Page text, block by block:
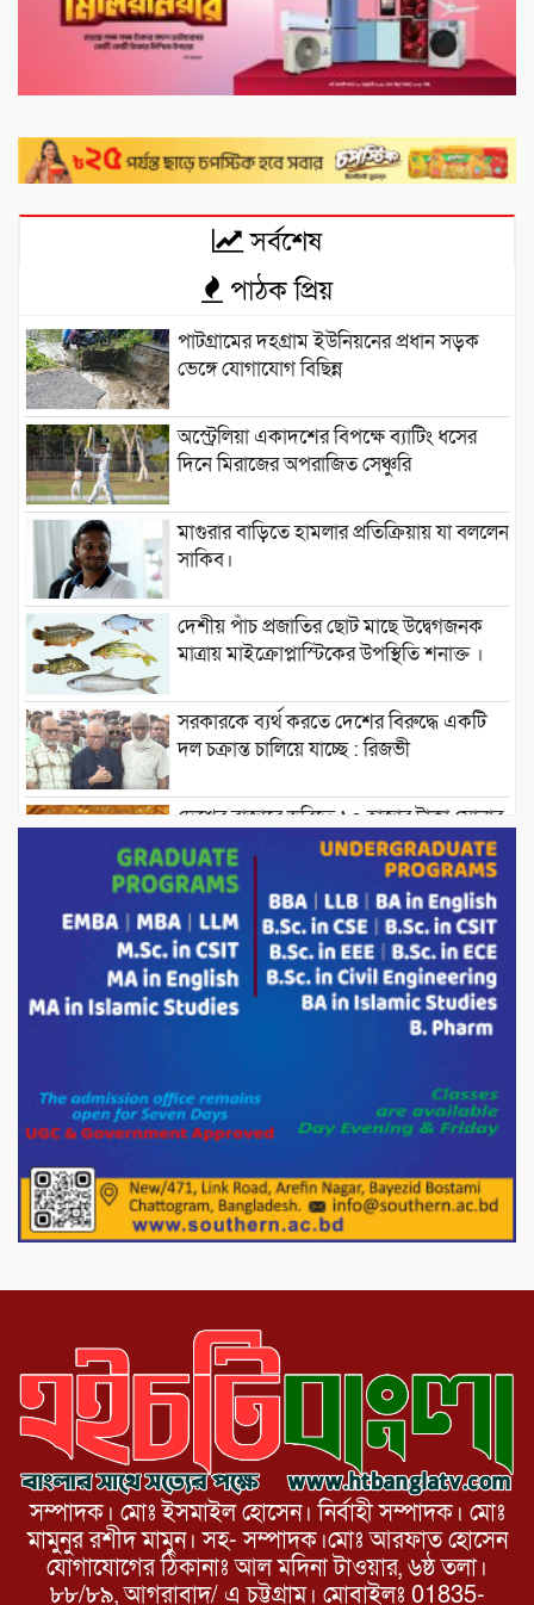
সর্বশেষ
পাঠক প্রিয়
পাটগ্রামের দহগ্রাম ইউনিয়নের প্রধান সড়ক
ভেঙ্গে যোগাযোগ বিছিন্ন
অস্ট্রেলিয়া একাদশের বিপক্ষে ব্যাটিং ধসের
দিনে মিরাজের অপরাজিত সেঞ্চুরি
মাগুরার বাড়িতে হামলার প্রতিক্রিয়ায় যা বললেন
সাকিব।
দেশীয় পাঁচ প্রজাতির ছোট মাছে উদ্বেগজনক
মাত্রায় মাইক্রোপ্লাস্টিকের উপস্থিতি শনাক্ত ।
সরকারকে ব্যর্থ করতে দেশের বিরুদ্ধে একটি
দল চক্রান্ত চালিয়ে যাচ্ছে : রিজভী
দেশের বাজারে ভরিতে ১০ হাজার টাকা সোনার
দাম বাড়ানোর ঘোষণা।
ভারপ্রাপ্ত রাষ্ট্রপতি হাফিজ উদ্দিন আহমদের
সাথে এইচটি বাংলা অনলাইন পোর্টাল ও আইপি
টিভির সম্পাদক মোঃ ইসমাইল হোসেনের
সৌজন্য সাক্ষাৎ।
পাটগ্রামে জুলাই অভ্যুত্থান দিবস উপলক্ষে
পোরশায় গণঅভ্যুত্থান দিবসে শহিদ ও জুলাই
১১ দলীয় ঐক্য পোরশা উপজেলা শাখার
সম্পাদক। মোঃ ইসমাইল হোসেন। নির্বাহী সম্পাদক। মোঃ
মামুনুর রশীদ মামুন। সহ- সম্পাদক।মোঃ আরফাত হোসেন
যোগাযোগের ঠিকানাঃ আল মদিনা টাওয়ার, ৬ষ্ঠ তলা।
৮৮/৮৯, আগরাবাদ/ এ চট্টগ্রাম। মোবাইলঃ 01835-